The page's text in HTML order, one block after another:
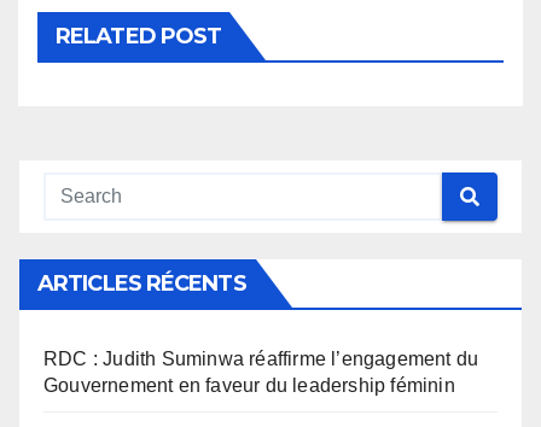
RELATED POST
ARTICLES RÉCENTS
RDC : Judith Suminwa réaffirme l’engagement du
Gouvernement en faveur du leadership féminin